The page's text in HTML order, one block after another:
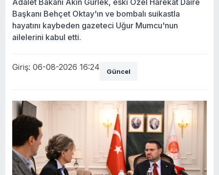
Başkanı Behçet Oktay'ın ve bombalı suikastla
hayatını kaybeden gazeteci Uğur Mumcu'nun
ailelerini kabul etti.
Giriş: 06-08-2026 16:24 Güncel